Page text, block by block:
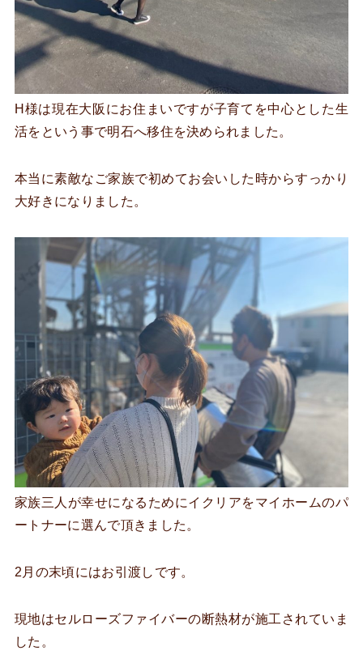
H様は現在大阪にお住まいですが子育てを中心とした生
活をという事で明石へ移住を決められました。
本当に素敵なご家族で初めてお会いした時からすっかり
大好きになりました。
家族三人が幸せになるためにイクリアをマイホームのパ
ートナーに選んで頂きました。
2月の末頃にはお引渡しです。
現地はセルローズファイバーの断熱材が施工されていま
した。